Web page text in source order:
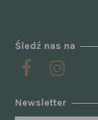
Śledź nas na
Newsletter